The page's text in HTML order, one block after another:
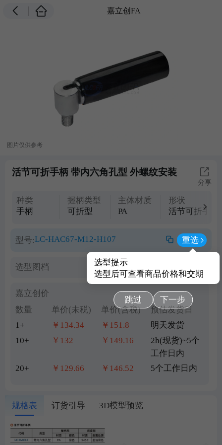
嘉立创FA
图片仅供参考
活节可折手柄 带内六角孔型 外螺纹安装
分享
种类
手柄
握柄类型
可折型
主体材质
PA
形状
活节可折手柄
型号:LC-HAC67-M12-H107 重选
选型提示
选型后可查看商品价格和交期
跳过 下一步
选型图档 查看PDF图档
嘉立创价
数量
单价(未税) 单价(含税)
预估发货日
1+
￥134.34 ￥151.8
明天发货
10+
￥132 ￥149.16
2h(现货)~5个
工作日内
20+
￥129.66 ￥146.52 5个工作日内
规格表 订货引导 3D模型预览